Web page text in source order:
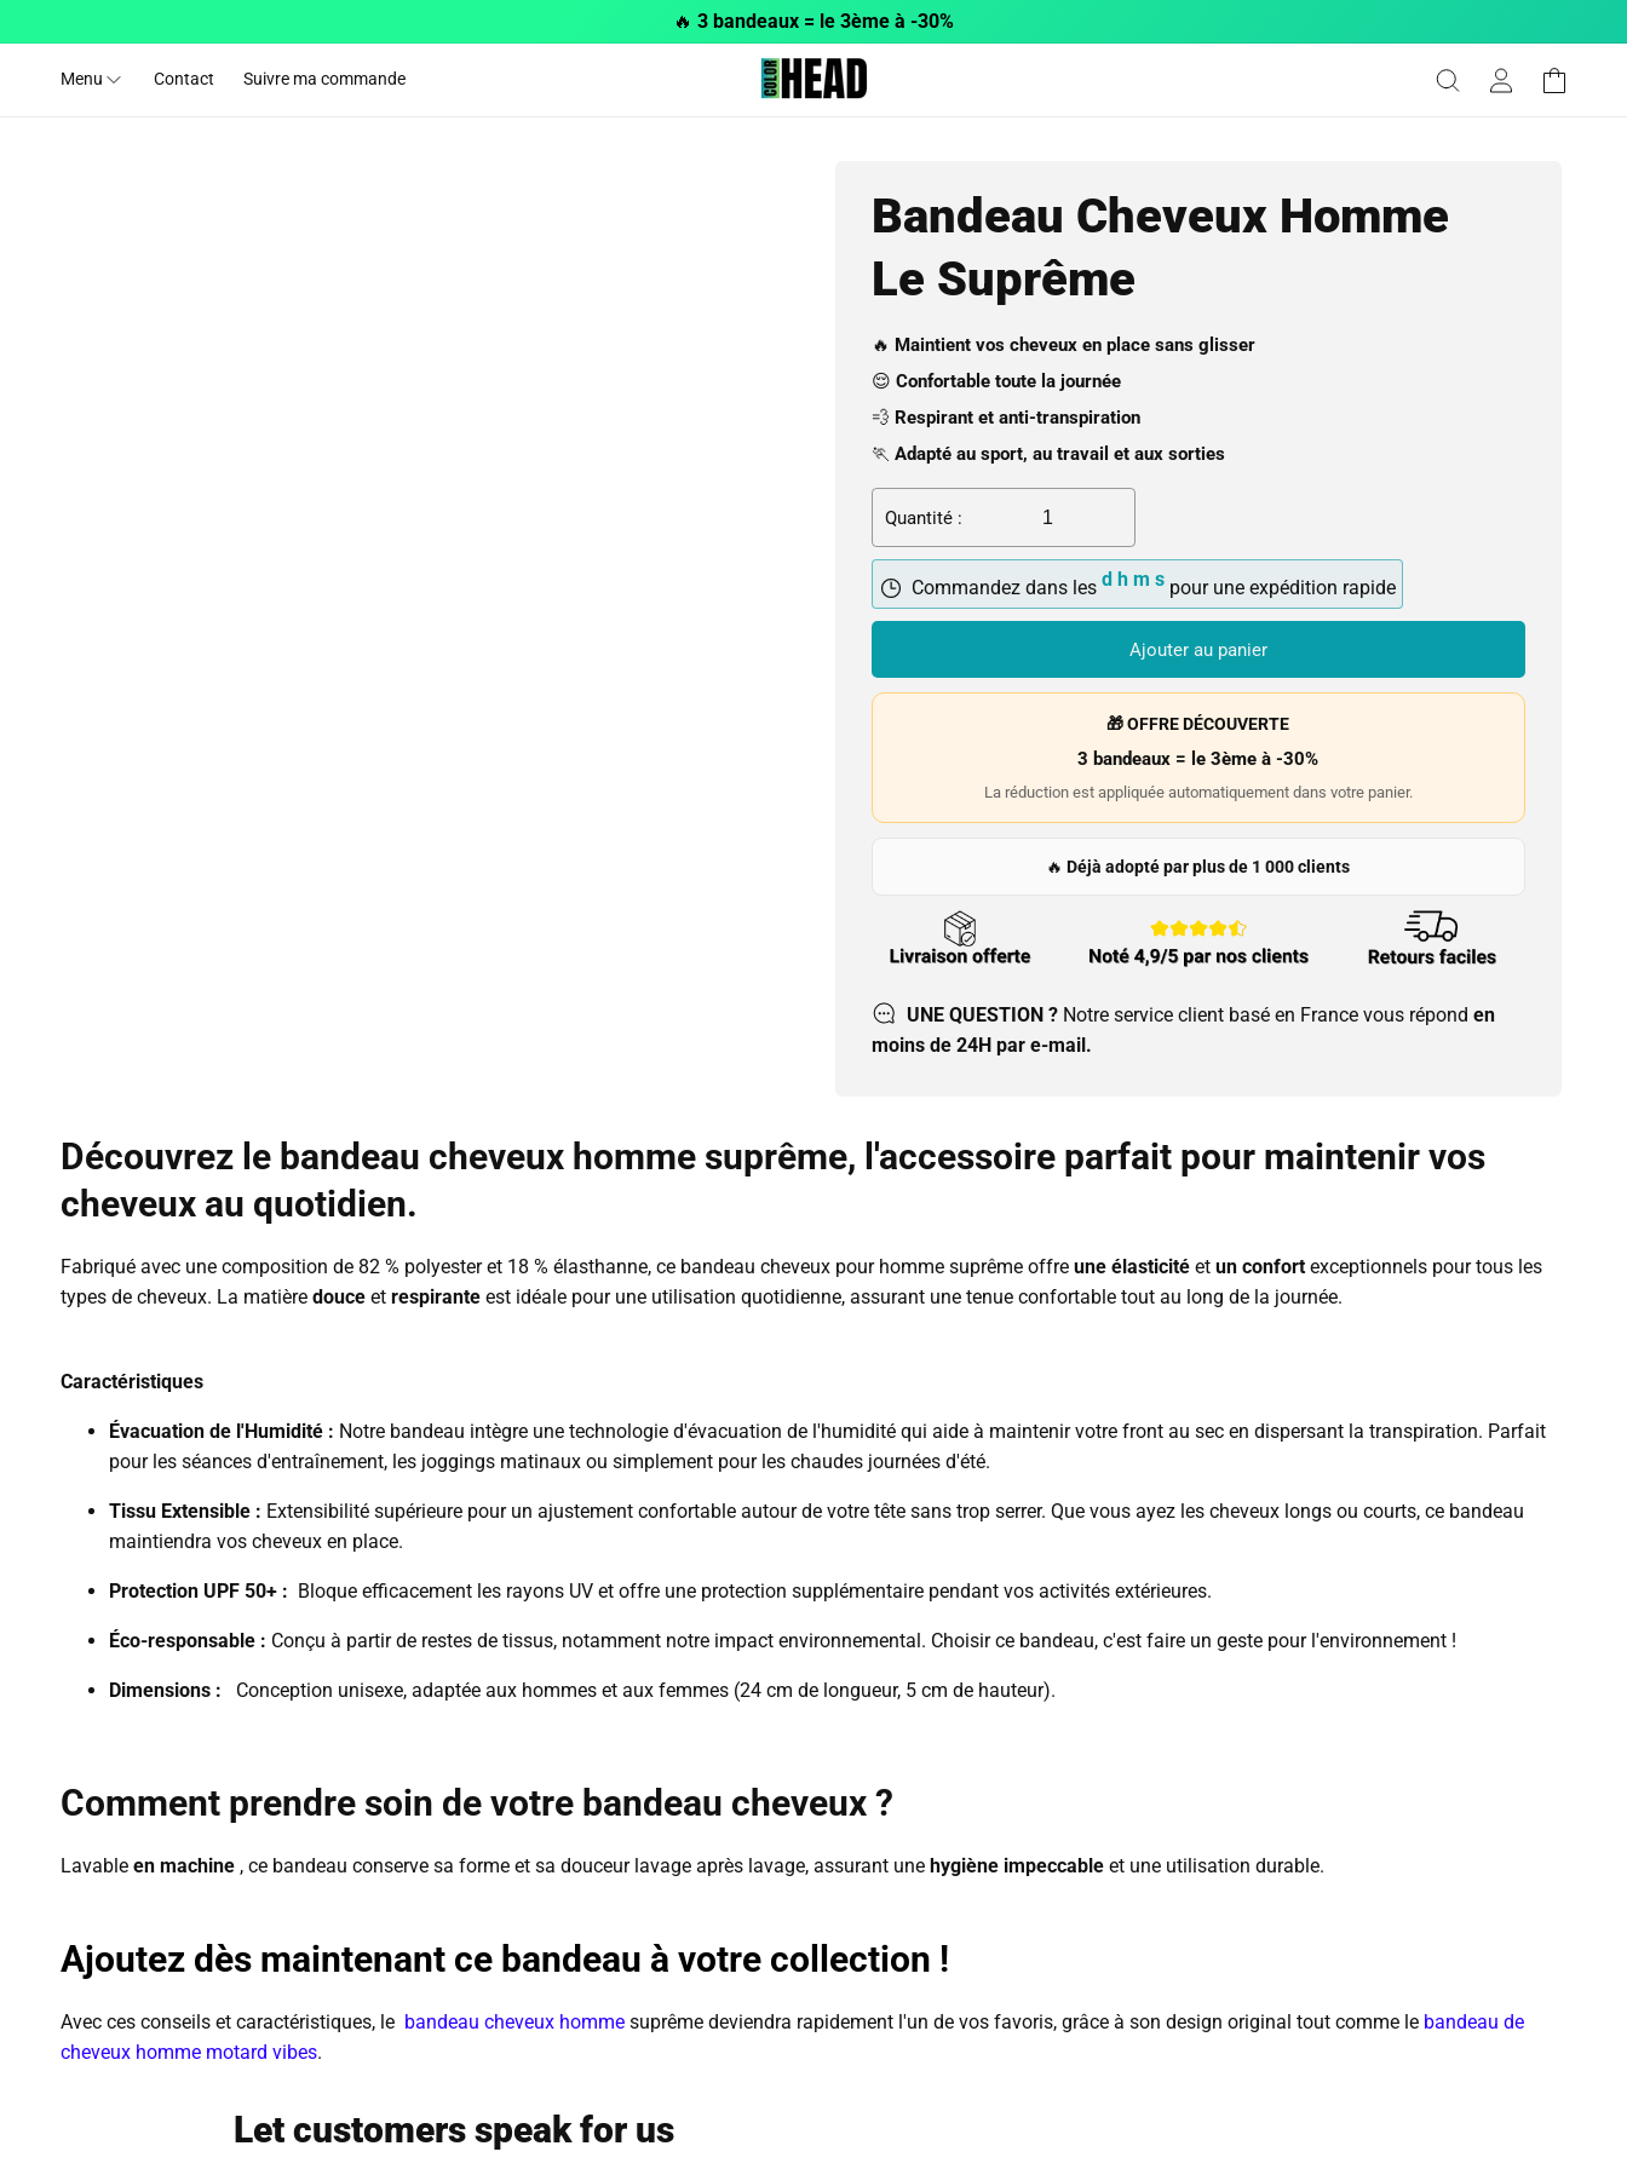
🔥 3 bandeaux = le 3ème à -30%
Menu Contact Suivre ma commande Connexion Panier
Bandeau Cheveux Homme
Le Suprême
🔥 Maintient vos cheveux en place sans glisser
😌 Confortable toute la journée
💨 Respirant et anti-transpiration
🏃 Adapté au sport, au travail et aux sorties
Quantité :
Commandez dans les d h m s pour une expédition rapide
Ajouter au panier
🎁 OFFRE DÉCOUVERTE
3 bandeaux = le 3ème à -30%
La réduction est appliquée automatiquement dans votre panier.
🔥Déjà adopté par plus de 1 000 clients
UNE QUESTION ? Notre service client basé en France vous répond en
moins de 24H par e-mail.
Découvrez le bandeau cheveux homme suprême, l'accessoire parfait pour maintenir vos
cheveux au quotidien.
Fabriqué avec une composition de 82 % polyester et 18 % élasthanne, ce bandeau cheveux pour homme suprême offre une élasticité et un confortexceptionnels pour tous les
types de cheveux. La matière douce et respirante est idéale pour une utilisation quotidienne, assurant une tenue confortable tout au long de la journée.
Caractéristiques
Évacuation de l'Humidité : Notre bandeau intègre une technologie d'évacuation de l'humidité qui aide à maintenir votre front au sec en dispersant la transpiration. Parfait
pour les séances d'entraînement, les joggings matinaux ou simplement pour les chaudes journées d'été.
Tissu Extensible : Extensibilité supérieure pour un ajustement confortable autour de votre tête sans trop serrer. Que vous ayez les cheveux longs ou courts, ce bandeau
maintiendra vos cheveux en place.
Protection UPF 50+ : Bloque efficacement les rayons UV et offre une protection supplémentaire pendant vos activités extérieures.
Éco-responsable : Conçu à partir de restes de tissus, notamment notre impact environnemental. Choisir ce bandeau, c'est faire un geste pour l'environnement !
Dimensions : Conception unisexe, adaptée aux hommes et aux femmes (24 cm de longueur, 5 cm de hauteur).
Comment prendre soin de votre bandeau cheveux ?
Lavable en machine , ce bandeau conserve sa forme et sa douceur lavage après lavage, assurant une hygiène impeccable et une utilisation durable.
Ajoutez dès maintenant ce bandeau à votre collection !
Avec ces conseils et caractéristiques, le bandeau cheveux homme suprême deviendra rapidement l'un de vos favoris, grâce à son design original tout comme le bandeau de
cheveux homme motard vibes.
Let customers speak for us